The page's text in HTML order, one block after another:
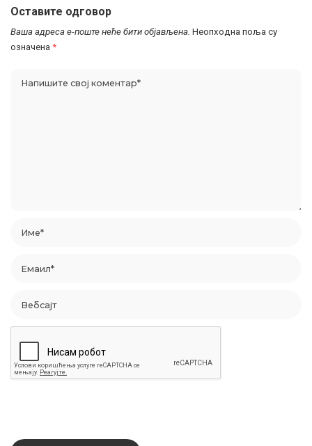
Оставите одговор
Ваша адреса е-поште неће бити објављена. Неопходна поља су
означена *